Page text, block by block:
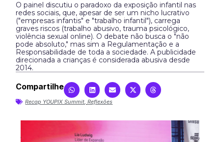
O painel discutiu o paradoxo da exposição infantil nas
redes sociais, que, apesar de ser um nicho lucrativo
("empresas infantis" e "trabalho infantil"), carrega
graves riscos (trabalho abusivo, trauma psicológico,
violência sexual online). O debate não busca o "não
pode absoluto," mas sim a Regulamentação e a
Responsabilidade de toda a sociedade. A publicidade
direcionada a crianças é considerada abusiva desde
2014.
Compartilhe
Recap YOUPIX Summit ,Reflexões